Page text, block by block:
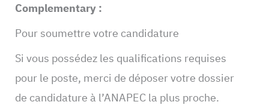
Complementary :
Pour soumettre votre candidature
Si vous possédez les qualifications requises
pour le poste, merci de déposer votre dossier
de candidature à l’ANAPEC la plus proche.